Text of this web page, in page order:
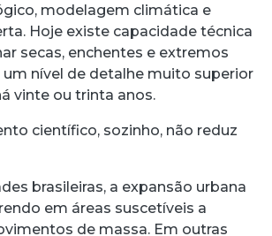
modelagem climática e
Hoje existe capacidade técnica
secas, enchentes e extremos
nível de detalhe muito superior
vinte ou trinta anos.
científico, sozinho, não reduz
brasileiras, a expansão urbana
em áreas suscetíveis a
de massa. Em outras